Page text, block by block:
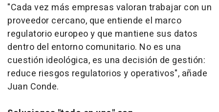
"Cada vez más empresas valoran trabajar con un
proveedor cercano, que entiende el marco
regulatorio europeo y que mantiene sus datos
dentro del entorno comunitario. No es una
cuestión ideológica, es una decisión de gestión:
reduce riesgos regulatorios y operativos", añade
Juan Conde.